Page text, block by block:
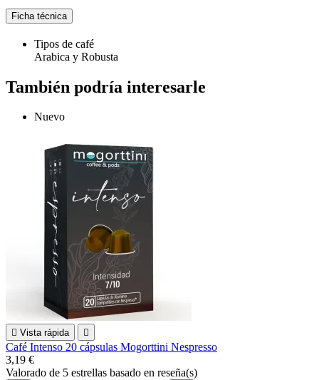
Ficha técnica
Tipos de café
Arabica y Robusta
También podría interesarle
Nuevo
 Vista rápida 
Café Intenso 20 cápsulas Mogorttini Nespresso
3,19 €
Valorado de 5 estrellas basado en reseña(s)